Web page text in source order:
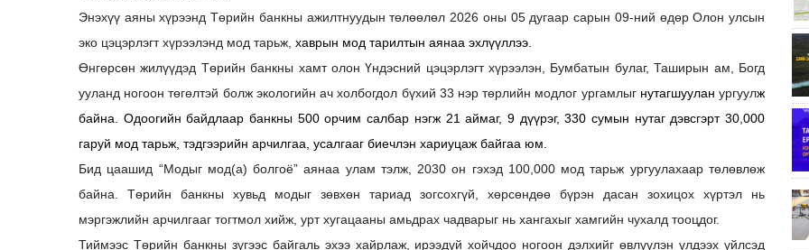
Энэхүү аяны хүрээнд Төрийн банкны ажилтнуудын төлөөлөл 2026 оны 05 дугаар сарын 09-ний өдөр Олон улсын
эко цэцэрлэгт хүрээлэнд мод тарьж, хаврын мод тарилтын аянаа эхлүүллээ.
Өнгөрсөн жилүүдэд Төрийн банкны хамт олон Үндэсний цэцэрлэгт хүрээлэн, Бумбатын булаг, Таширын ам, Богд
ууланд ногоон төгөлтэй болж экологийн ач холбогдол бүхий 33 нэр төрлийн модлог ургамлыг нутагшууланургуулж
байна. Одоогийн байдлаар банкны 500 орчим салбар нэгж 21 аймаг, 9 дүүрэг, 330 сумын нутаг дэвсгэрт 30,000
гаруй мод тарьж, тэдгээрийн арчилгаа, усалгааг биечлэн хариуцаж байгаа юм.
Бид цаашид “Модыг мод(а) болгоё” аянаа улам тэлж, 2030 он гэхэд 100,000 мод тарьж ургуулахаар төлөвлөж
байна. Төрийн банкны хувьд модыг зөвхөн тариад зогсохгүй, хөрсөндөө бүрэн дасан зохицох хүртэл нь
мэргэжлийн арчилгааг тогтмол хийж, урт хугацааны амьдрах чадварыг нь хангахыг хамгийн чухалд тооцдог.
Тиймээс Төрийн банкны зүгээс байгаль эхээ хайрлаж, ирээдүй хойчдоо ногоон дэлхийг өвлүүлэн үлдээх үйлсэд